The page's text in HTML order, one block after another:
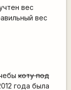
вес
вес
коту под
года была